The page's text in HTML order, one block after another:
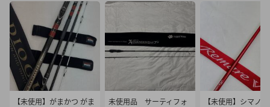
【未使用】がまかつ がま
未使用品 サーティフォ
【未使用】シマノ